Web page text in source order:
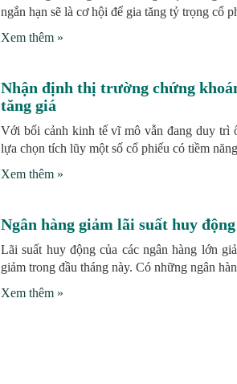
ngắn hạn sẽ là cơ hội để gia tăng tỷ trọng cổ
Xem thêm »
Nhận định thị trường chứng
tăng giá
Với bối cảnh kinh tế vĩ mô vẫn đang duy trì
lựa chọn tích lũy một số cổ phiếu có tiềm
Xem thêm »
Ngân hàng giảm lãi suất huy
Lãi suất huy động của các ngân hàng lớn
giảm trong đầu tháng này. Có những ngân
Xem thêm »